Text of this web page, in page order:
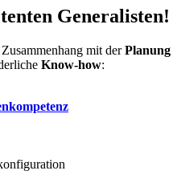
Generalisten!
mit derPlanung
Know-how: